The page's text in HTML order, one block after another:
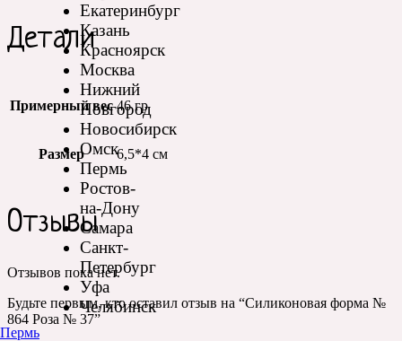
Екатеринбург
Казань
Красноярск
Москва
Нижний
Новгород
Новосибирск
Омск
Пермь
Ростов-
на-Дону
Самара
Санкт-
Петербург
Уфа
Челябинск
Пермь
Детали
Примерный вес 46 гр
Размер 6,5*4 см
Отзывы
Отзывов пока нет.
Будьте первым, кто оставил отзыв на “Силиконовая форма №
864 Роза № 37”